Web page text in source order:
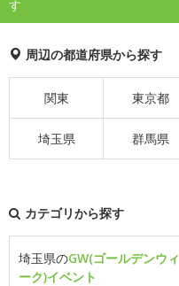
す
周辺の都道府県から探す
関東 東京都
埼玉県 群馬県
カテゴリから探す
埼玉県のGW(ゴールデンウィ
ーク)イベント